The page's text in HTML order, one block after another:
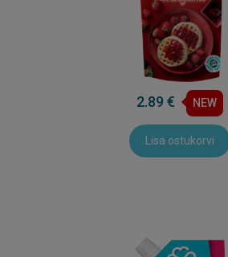
2.89 € NEW
Lisa ostukorvi